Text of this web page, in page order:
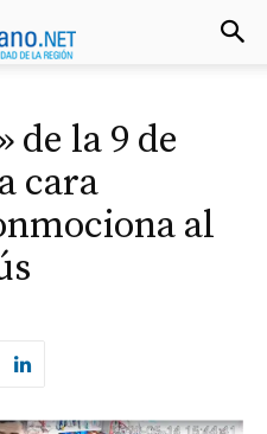
de la 9 de
cara
al